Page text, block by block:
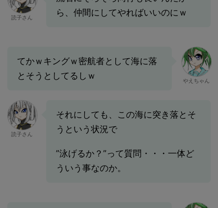
読子さん
ら、仲間にしてやればいいのにｗ
てかｗキングｗ密航者として海に落
とそうとしてるしｗ
やえちゃん
読子さん
それにしても、この海に突き落とそ
うという状況で
”泳げるか？”って質問・・・一体ど
ういう事なのか。